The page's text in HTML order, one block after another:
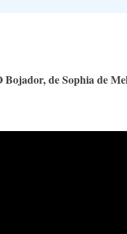
de Sophia de